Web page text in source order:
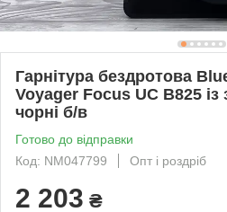
Гарнітура бездротова
Voyager Focus UC B825
чорні б/в
Готово до відправки
Код: NM047799
Опт і роздріб
2 203 ₴